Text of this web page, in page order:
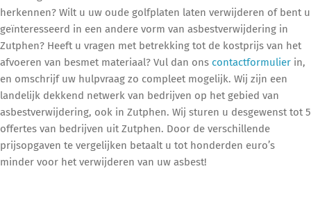
herkennen? Wilt u uw oude golfplaten laten verwijderen of bent u
geïnteresseerd in een andere vorm van asbestverwijdering in
Zutphen? Heeft u vragen met betrekking tot de kostprijs van het
afvoeren van besmet materiaal? Vul dan ons contactformulier in,
en omschrijf uw hulpvraag zo compleet mogelijk. Wij zijn een
landelijk dekkend netwerk van bedrijven op het gebied van
asbestverwijdering, ook in Zutphen. Wij sturen u desgewenst tot 5
offertes van bedrijven uit Zutphen. Door de verschillende
prijsopgaven te vergelijken betaalt u tot honderden euro’s
minder voor het verwijderen van uw asbest!